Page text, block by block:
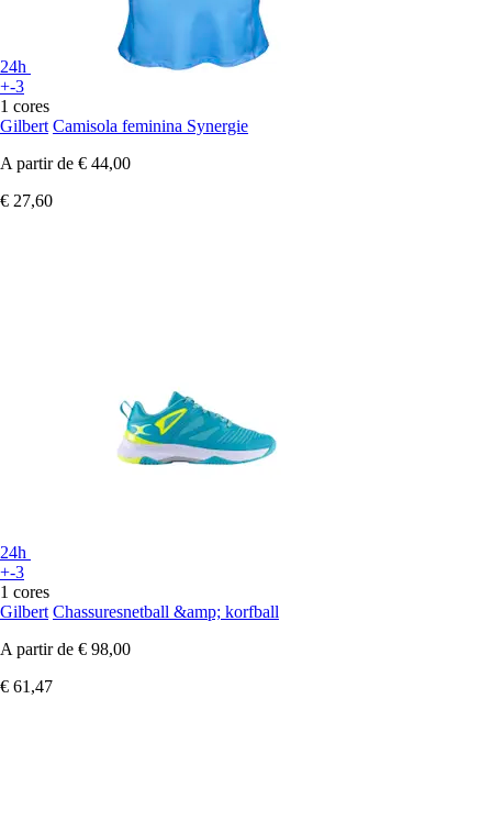
24h
+-3
1 cores
Gilbert Camisola feminina Synergie
A partir de € 44,00
€ 27,60
24h
+-3
1 cores
Gilbert Chassuresnetball &amp; korfball
A partir de € 98,00
€ 61,47